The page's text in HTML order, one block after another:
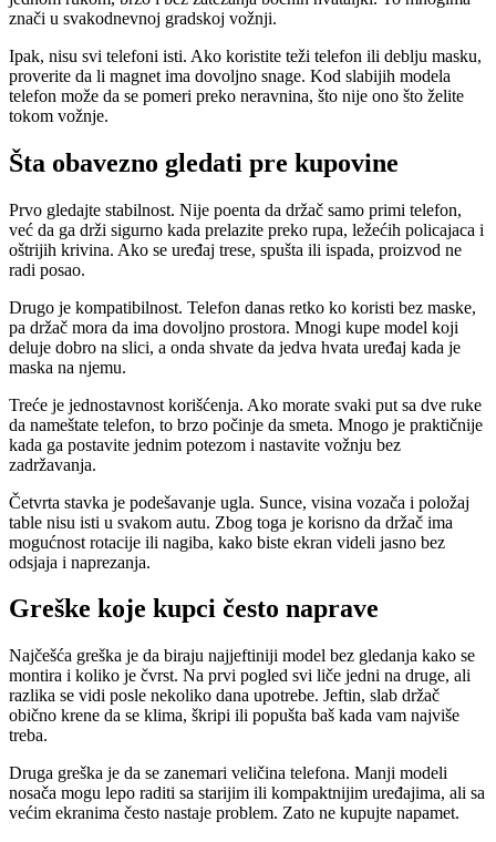
znači u svakodnevnoj gradskoj vožnji.
Ipak, nisu svi telefoni isti. Ako koristite teži telefon ili deblju masku,
proverite da li magnet ima dovoljno snage. Kod slabijih modela
telefon može da se pomeri preko neravnina, što nije ono što želite
tokom vožnje.
Šta obavezno gledati pre kupovine
Prvo gledajte stabilnost. Nije poenta da držač samo primi telefon,
već da ga drži sigurno kada prelazite preko rupa, ležećih policajaca i
oštrijih krivina. Ako se uređaj trese, spušta ili ispada, proizvod ne
radi posao.
Drugo je kompatibilnost. Telefon danas retko ko koristi bez maske,
pa držač mora da ima dovoljno prostora. Mnogi kupe model koji
deluje dobro na slici, a onda shvate da jedva hvata uređaj kada je
maska na njemu.
Treće je jednostavnost korišćenja. Ako morate svaki put sa dve ruke
da nameštate telefon, to brzo počinje da smeta. Mnogo je praktičnije
kada ga postavite jednim potezom i nastavite vožnju bez
zadržavanja.
Četvrta stavka je podešavanje ugla. Sunce, visina vozača i položaj
table nisu isti u svakom autu. Zbog toga je korisno da držač ima
mogućnost rotacije ili nagiba, kako biste ekran videli jasno bez
odsjaja i naprezanja.
Greške koje kupci često naprave
Najčešća greška je da biraju najjeftiniji model bez gledanja kako se
montira i koliko je čvrst. Na prvi pogled svi liče jedni na druge, ali
razlika se vidi posle nekoliko dana upotrebe. Jeftin, slab držač
obično krene da se klima, škripi ili popušta baš kada vam najviše
treba.
Druga greška je da se zanemari veličina telefona. Manji modeli
nosača mogu lepo raditi sa starijim ili kompaktnijim uređajima, ali sa
većim ekranima često nastaje problem. Zato ne kupujte napamet.